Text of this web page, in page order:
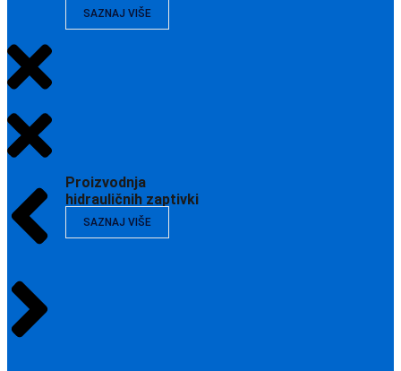
SAZNAJ VIŠE
Proizvodnja
hidrauličnih zaptivki
SAZNAJ VIŠE